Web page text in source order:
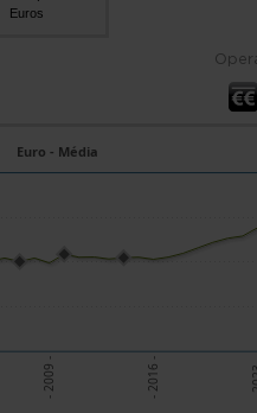
Euros
- 2009 - - 2016 - -
Euro - Média